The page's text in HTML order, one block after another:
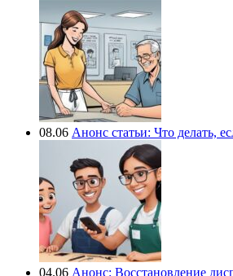
08.06 Анонс статьи: Что делать,
04.06 Анонс: Восстановление